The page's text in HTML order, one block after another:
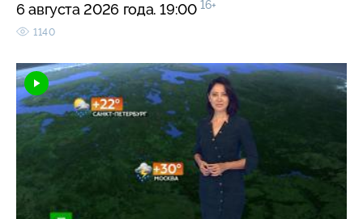
6 августа 2026 года. 19:00 16+
1140